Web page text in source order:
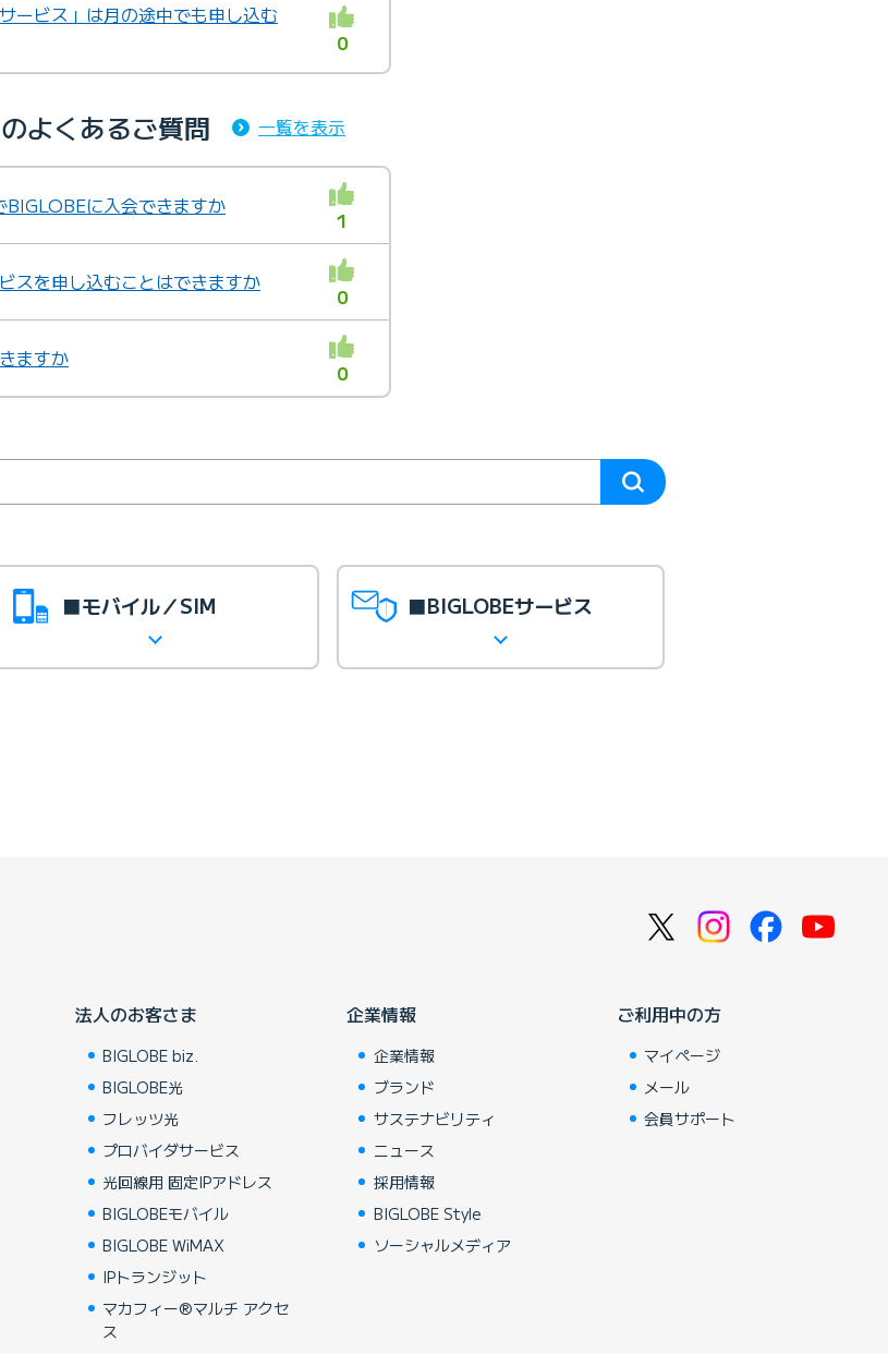
ービス」は月の途中でも申し込む
0
よくあるご質問 一覧を表示
に入会できますか
1
スを申し込むことはできますか
0
ますか
0
■モバイル／SIM ■BIGLOBEサービス
法人のお客さま
BIGLOBE biz.
BIGLOBE光
フレッツ光
プロバイダサービス
光回線用 固定IPアドレス
BIGLOBEモバイル
BIGLOBE WiMAX
IPトランジット
マカフィー®マルチ アクセ
ス
企業情報
企業情報
ブランド
サステナビリティ
ニュース
採用情報
BIGLOBE Style
ソーシャルメディア
ご利用中の方
マイページ
メール
会員サポート